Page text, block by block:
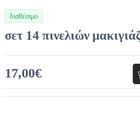
διαθέσιμο
χρώματα
σετ 14 πινελιών
17,00€